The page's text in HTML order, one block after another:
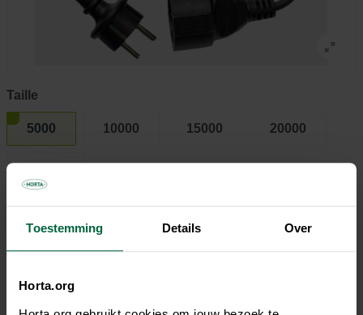
Toestemming Details Over
Horta.org
Taille
5000 10000 15000 20000
61,95 €